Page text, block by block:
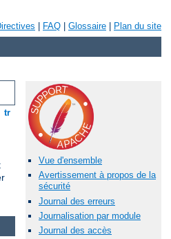
FAQ Glossaire Plan du site
tr
Vue d'ensemble
Avertissement à propos de la
sécurité
Journal des erreurs
Journalisation par module
Journal des accès